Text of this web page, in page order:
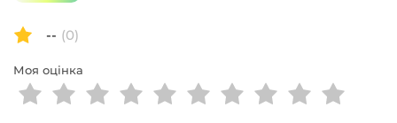
-- (0)
Моя оцінка